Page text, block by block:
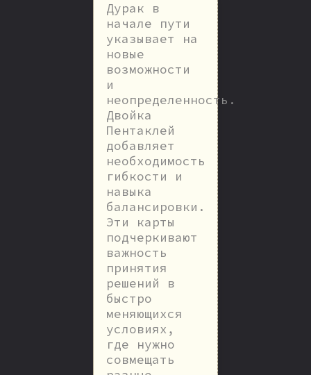
Дурак в
начале пути
указывает на
новые
возможности
и
неопределенность.
Двойка
Пентаклей
добавляет
необходимость
гибкости и
навыка
балансировки.
Эти карты
подчеркивают
важность
принятия
решений в
быстро
меняющихся
условиях,
где нужно
совмещать